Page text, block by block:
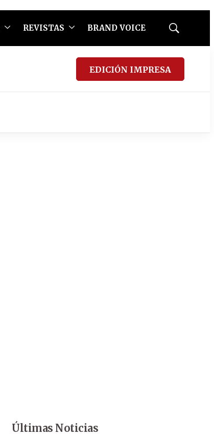
REVISTAS BRAND VOICE
Mostrar
EDICIÓN IMPRESA
Últimas Noticias